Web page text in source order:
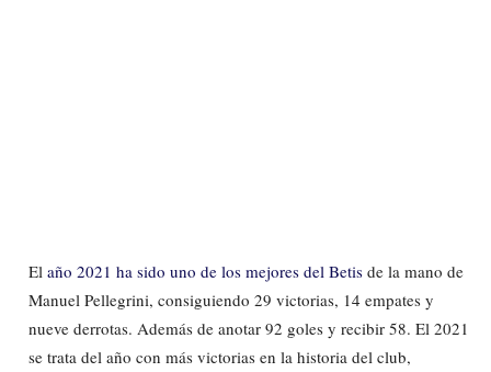
El año 2021 ha sido uno de los mejores del Betis de la mano de
Manuel Pellegrini, consiguiendo 29 victorias, 14 empates y
nueve derrotas. Además de anotar 92 goles y recibir 58. El 2021
se trata del año con más victorias en la historia del club,